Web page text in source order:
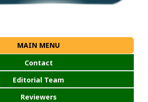
MAIN MENU
Contact
Editorial Team
Reviewers